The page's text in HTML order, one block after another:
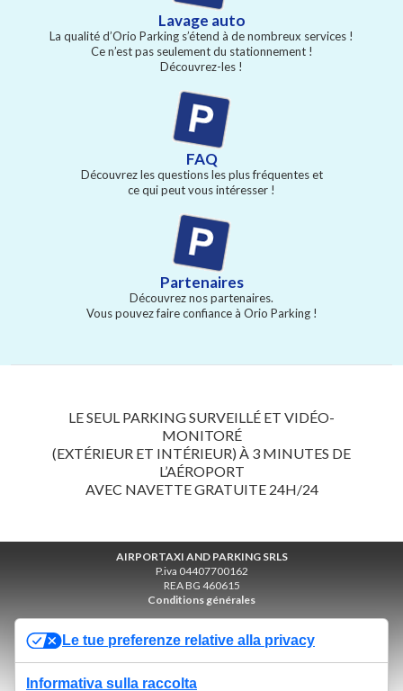
Lavage auto
La qualité d’Orio Parking s’étend à de nombreux services !
Ce n’est pas seulement du stationnement !
Découvrez-les !
FAQ
Découvrez les questions les plus fréquentes et
ce qui peut vous intéresser !
Partenaires
Découvrez nos partenaires.
Vous pouvez faire confiance à Orio Parking !
LE SEUL PARKING SURVEILLÉ ET VIDÉO-
MONITORÉ
(EXTÉRIEUR ET INTÉRIEUR) À 3 MINUTES DE
L’AÉROPORT
AVEC NAVETTE GRATUITE 24H/24
AIRPORTAXI AND PARKING SRLS
P.iva 04407700162
REA BG 460615
Conditions générales
Politique relative aux cookies Politique de confidentialité
Le tue preferenze relative alla privacy
Informativa sulla raccolta